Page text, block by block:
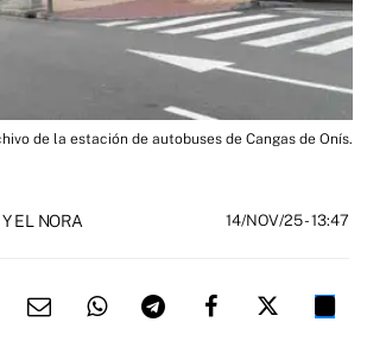
de la estación de autobuses de Cangas de Onís.
EL NORA 14/NOV/25- 13:47